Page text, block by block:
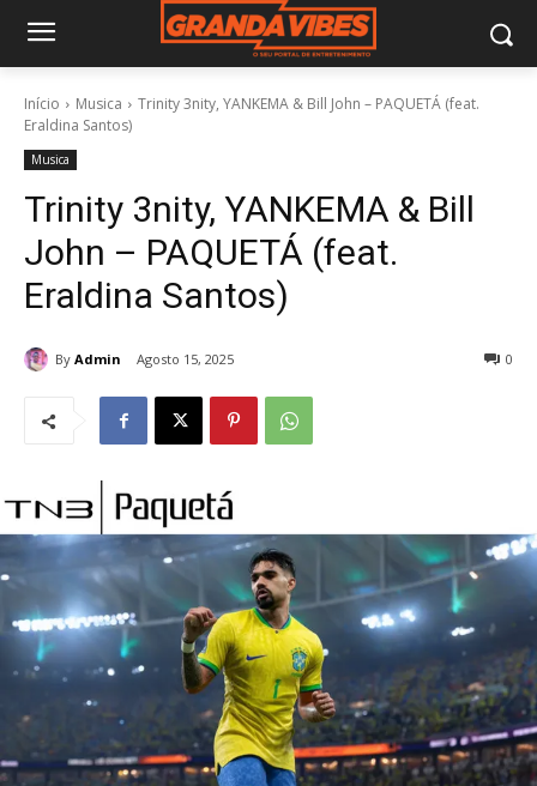
Início Musica
Trinity 3nity, YANKEMA & Bill John – PAQUETÁ (feat.
Eraldina Santos)
Musica
Trinity 3nity, YANKEMA & Bill
John – PAQUETÁ (feat.
Eraldina Santos)
By Admin Agosto 15, 2025 0